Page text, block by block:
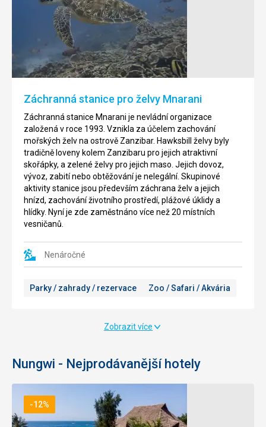
Záchranná stanice pro želvy Mnarani
Záchranná stanice Mnarani je nevládní organizace
založená v roce 1993. Vznikla za účelem zachování
mořských želv na ostrově Zanzibar. Hawksbill želvy byly
tradičně loveny kolem Zanzibaru pro jejich atraktivní
skořápky, a zelené želvy pro jejich maso. Jejich dovoz,
vývoz, zabití nebo obtěžování je nelegální. Skupinové
aktivity stanice jsou především záchrana želv a jejich
hnízd, zachování životního prostředí, plážové úklidy a
hlídky. Nyní je zde zaměstnáno více než 20 místních
vesničanů.
Nenáročné
Parky / zahrady / rezervace Zoo / Safari / Akvária
Zobrazit více
Nungwi - Nejprodávanější hotely
-12%